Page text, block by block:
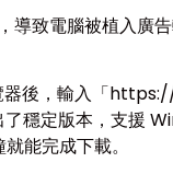
致電腦被植入廣
後，輸入「
穩定版本，支援
能完成下載。